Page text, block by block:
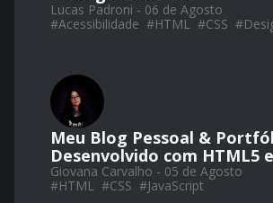
Lucas Padroni - 06 de Agosto
#Acessibilidade #HTML #CSS #
Meu Blog Pessoal &
Desenvolvido com HTML5 e
Giovana Carvalho - 05 de Agosto
#HTML #CSS #JavaScript